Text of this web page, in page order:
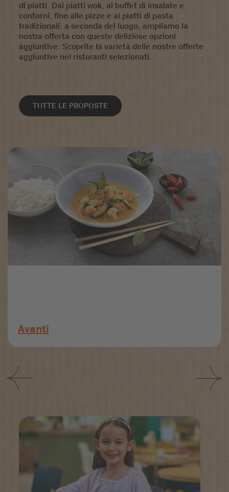
di piatti. Dai piatti wok, al buffet di insalate e
contorni, fino alle pizze e ai piatti di pasta
tradizionali: a seconda del luogo, ampliamo la
nostra offerta con queste deliziose opzioni
aggiuntive. Scoprite la varietà delle nostre offerte
aggiuntive nei ristoranti selezionati.
TUTTE LE PROPOSTE
Avanti